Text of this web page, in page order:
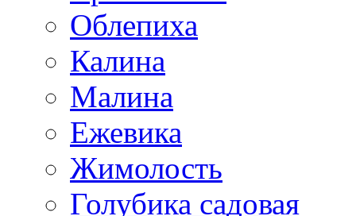
Облепиха
Калина
Малина
Ежевика
Жимолость
Голубика садовая